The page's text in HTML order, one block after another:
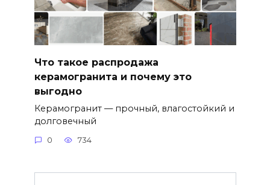
Что такое распродажа
керамогранита и почему это
выгодно
Керамогранит — прочный, влагостойкий и
долговечный
0 734